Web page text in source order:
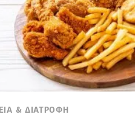
& ΔΙΑΤΡΟΦΗ